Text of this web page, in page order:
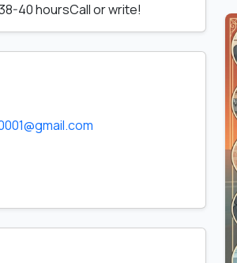
40 hoursCall or write!